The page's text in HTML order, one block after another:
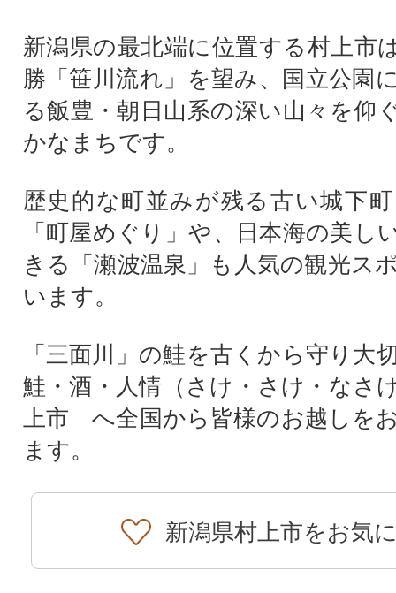
新潟県の最北端に位置する村上市
勝「笹川流れ」を望み、国立公園
る飯豊・朝日山系の深い山々を仰
かなまちです。
歴史的な町並みが残る古い城下
「町屋めぐり」や、日本海の美し
きる「瀬波温泉」も人気の観光ス
います。
「三面川」の鮭を古くから守り
鮭・酒・人情（さけ・さけ・な
上市 へ全国から皆様のお越しを
ます。
新潟県村上市をお気